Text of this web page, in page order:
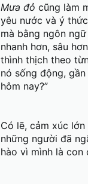
Mưa đỏ cũng làm
yêu nước và ý
mà bằng ngôn
nhanh hơn, sâu
thình thịch theo
nó sống động,
hôm nay?”
Có lẽ, cảm xúc
những người đã
hào vì mình là con